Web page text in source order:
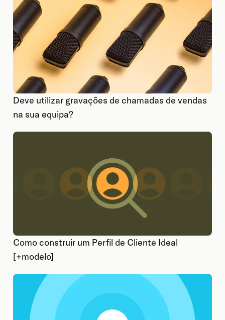
Deve utilizar gravações de chamadas de vendas
na sua equipa?
Como construir um Perfil de Cliente Ideal
[+modelo]